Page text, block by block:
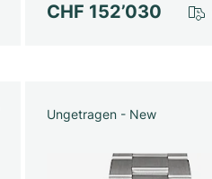
CHF 152’030
Ungetragen - New